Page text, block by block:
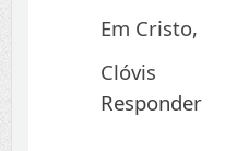
Em Cristo,
Clóvis
Responder